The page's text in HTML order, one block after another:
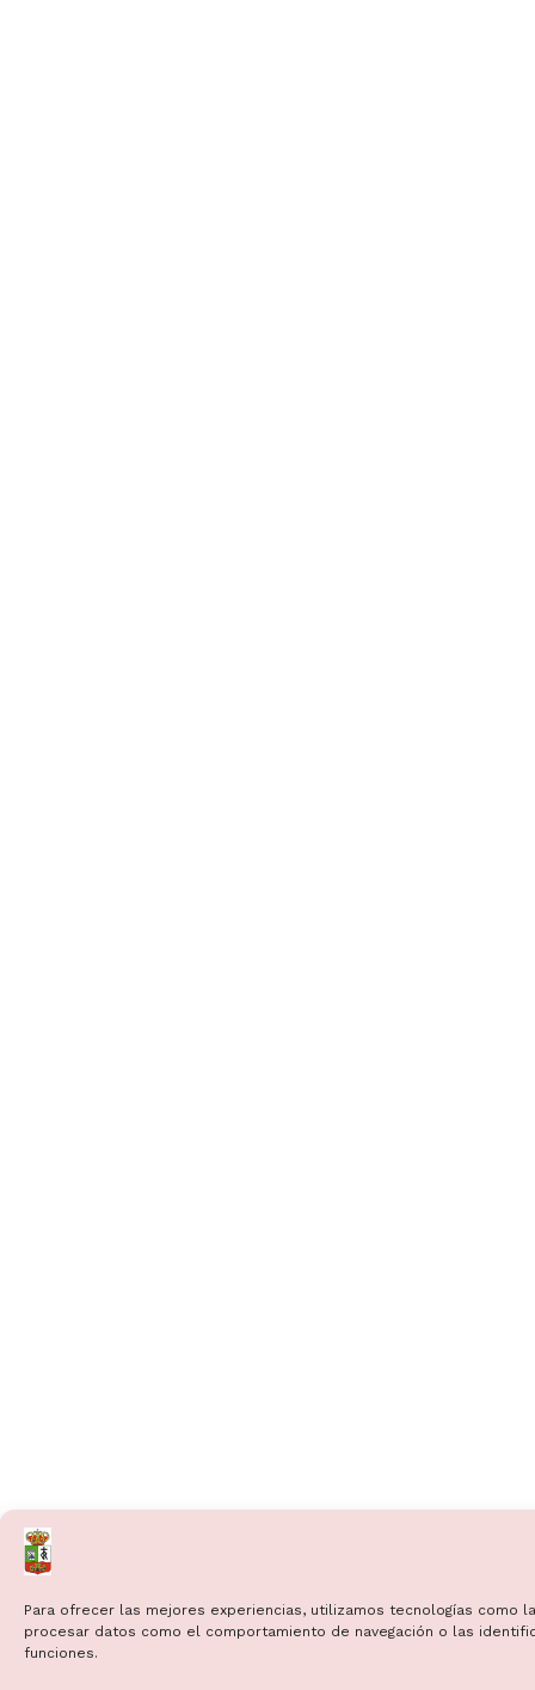
Para ofrecer las mejores experiencias, utilizamos tecnologías
procesar datos como el comportamiento de navegación o las
funciones.